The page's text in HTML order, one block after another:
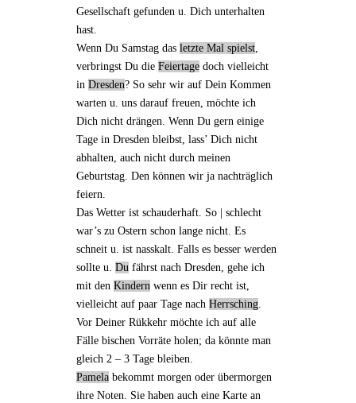
Gesellschaft gefunden u. Dich unterhalten
hast.
Wenn Du Samstag dasletzte Mal spielst
verbringst Du dieFeiertage doch vielleicht
inDresden? So sehr wir auf Dein Kommen
warten u. uns darauf freuen, möchte ich
Dich nicht drängen. Wenn Du gern einige
Tagein Dresden bleibst, lass’ Dich nicht
abhalten, auch nicht durchmeinen
Geburtstag . Den können wir ja nachträglich
feiern.
Das Wetter ist schauderhaft. So | schlecht
war’s zu Ostern schon lange nicht. Es
schneit u. ist nasskalt. Falls es besser werden
sollte u.Du fährst nach Dresden, gehe ich
mit denKindern wenn es Dir recht ist,
vielleicht auf paar Tage nachHerrsching
Vor DeinerRükkehr möchte ich auf alle
Fälle bischen Vorräte holen; da könnte man
gleich 2 – 3 Tage bleiben.
Pamela bekommt morgen oder übermorgen
ihre Noten. Sie haben aucheine Karte an